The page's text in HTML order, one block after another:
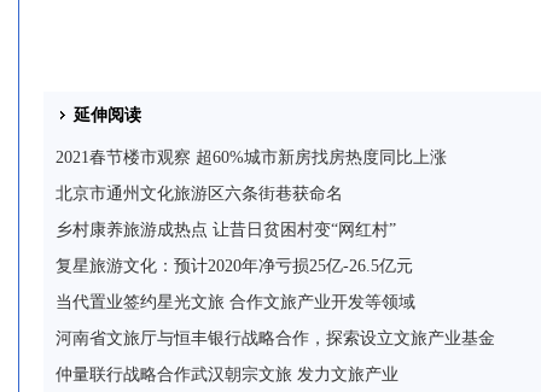
延伸阅读
2021春节楼市观察 超60%城市新房找房热度同比上涨
北京市通州文化旅游区六条街巷获命名
乡村康养旅游成热点 让昔日贫困村变“网红村”
复星旅游文化：预计2020年净亏损25亿-26.5亿元
当代置业签约星光文旅 合作文旅产业开发等领域
河南省文旅厅与恒丰银行战略合作，探索设立文旅产业基金
仲量联行战略合作武汉朝宗文旅 发力文旅产业